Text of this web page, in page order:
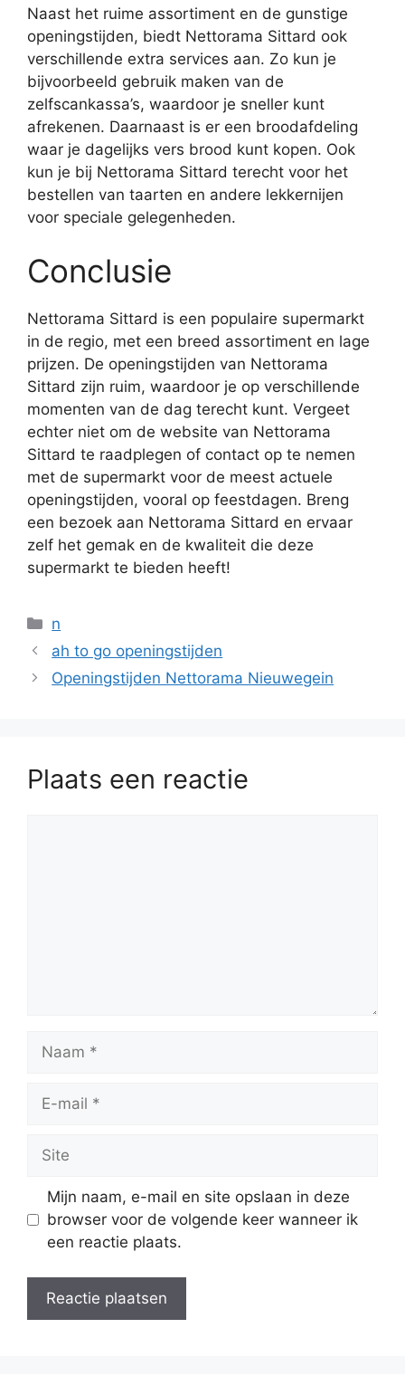
Naast het ruime assortiment en de gunstige
openingstijden, biedt Nettorama Sittard ook
verschillende extra services aan. Zo kun je
bijvoorbeeld gebruik maken van de
zelfscankassa’s, waardoor je sneller kunt
afrekenen. Daarnaast is er een broodafdeling
waar je dagelijks vers brood kunt kopen. Ook
kun je bij Nettorama Sittard terecht voor het
bestellen van taarten en andere lekkernijen
voor speciale gelegenheden.
Conclusie
Nettorama Sittard is een populaire supermarkt
in de regio, met een breed assortiment en lage
prijzen. De openingstijden van Nettorama
Sittard zijn ruim, waardoor je op verschillende
momenten van de dag terecht kunt. Vergeet
echter niet om de website van Nettorama
Sittard te raadplegen of contact op te nemen
met de supermarkt voor de meest actuele
openingstijden, vooral op feestdagen. Breng
een bezoek aan Nettorama Sittard en ervaar
zelf het gemak en de kwaliteit die deze
supermarkt te bieden heeft!
Categorieën
n
ah to go openingstijden
Openingstijden Nettorama Nieuwegein
Plaats een reactie
Naam
Site
Mijn naam, e-mail en site opslaan in deze
browser voor de volgende keer wanneer ik
een reactie plaats.